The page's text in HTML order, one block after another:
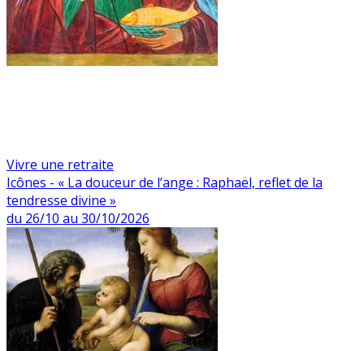
Vivre une retraite
Icônes - « La douceur de l’ange : Raphaël, reflet de la
tendresse divine »
du 26/10 au 30/10/2026